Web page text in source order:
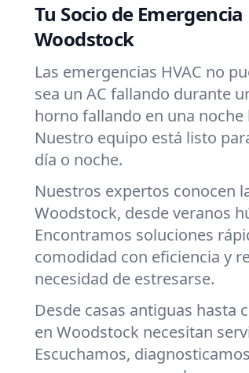
Tu Socio de
Woodstock
Las emergencias HVAC no
sea un AC fallando durante
horno fallando en una
Nuestro equipo está listo
día o noche.
Nuestros expertos conocen
Woodstock, desde veranos
Encontramos soluciones
comodidad con eficiencia y
necesidad de estresarse.
Desde casas antiguas hasta
en Woodstock necesitan
Escuchamos,